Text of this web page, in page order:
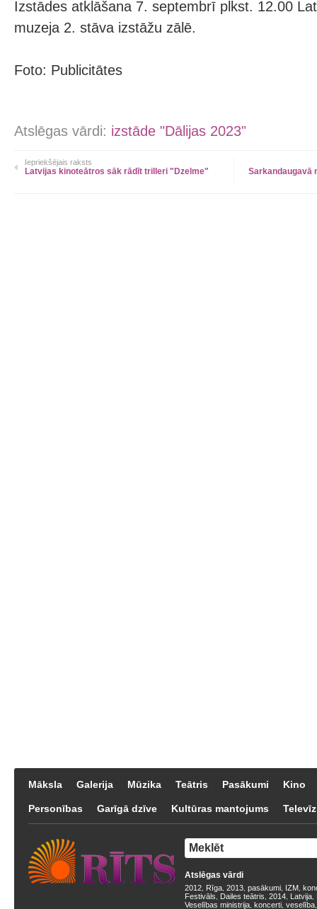
Izstādes atklāšana 7. septembrī plkst. 12.00
muzeja 2. stāva izstāžu zālē.
Foto: Publicitātes
Atslēgas vārdi: izstāde "Dālijas 2023"
Iepriekšējais raksts
Latvijas kinoteātros sāk rādīt trilleri "Dzelme" Sarkandaugavā
Māksla Galerija Mūzika Teātris Pasākumi Kino
Personības Garīgā dzīve Kultūras mantojums
Atslēgas vārdi
2012 Rīga 2013 pasākumi IZM
Festivāls
Dailes teātris 2014 Latvija
Veselības ministrija koncerti veselība